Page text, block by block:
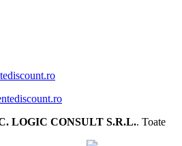
LOGIC CONSULT S.R.L.. Toate